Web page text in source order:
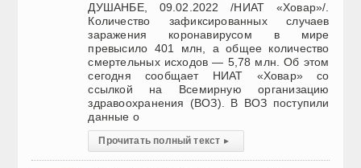
ДУШАНБЕ, 09.02.2022 /НИАТ «Ховар»/.
Количество зафиксированных случаев
заражения коронавирусом в мире
превысило 401 млн, а общее количество
смертельных исходов — 5,78 млн. Об этом
сегодня сообщает НИАТ «Ховар» со
ссылкой на Всемирную организацию
здравоохранения (ВОЗ). В ВОЗ поступили
данные о
Прочитать полный текст ▸